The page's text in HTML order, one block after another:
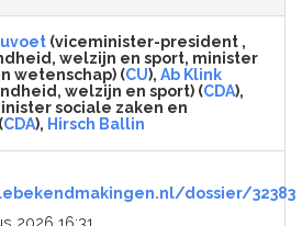
(viceminister-president ,
welzijn en sport, minister
wetenschap) (CU), Ab Klink
welzijn en sport) (CDA),
sociale zaken en
CDA), Hirsch Ballin
dossier/32383
2026 16:31